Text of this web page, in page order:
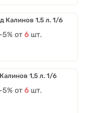
Калинов 1,5 л. 1/6
Скидки от количества
-5% от6 шт.
1,5 л. 1/6
Скидки от количества
-5% от6 шт.